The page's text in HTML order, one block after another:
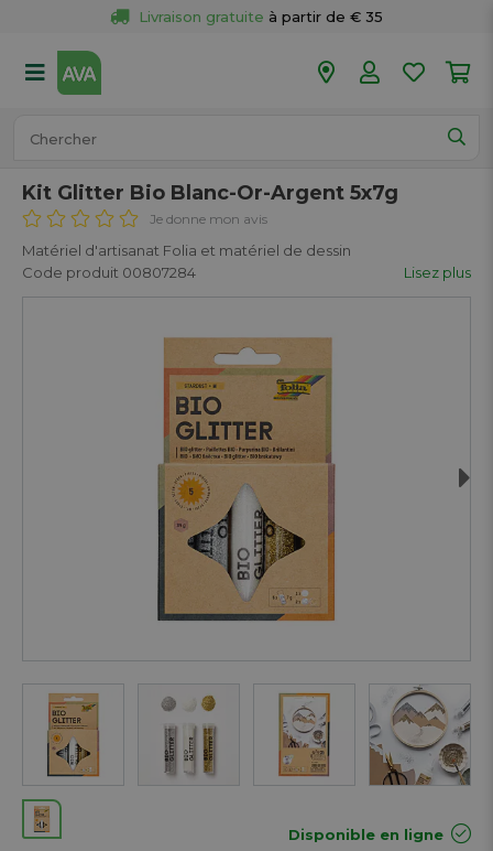
Livraison gratuite à partir de € 35
50 magasins
Kit Glitter Bio Blanc-Or-Argent 5x7g
Je donne mon avis
Matériel d'artisanat Folia et matériel de dessin
Code produit 00807284
Lisez plus
Disponible en ligne